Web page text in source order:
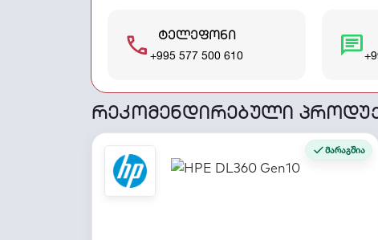
call ტელეფონი
+995 577 500 610 chat
რეკომენდირებული
მარაგშია